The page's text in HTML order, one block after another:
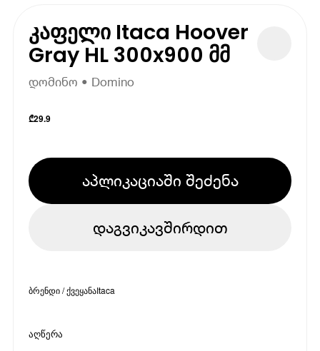
კაფელი Itaca Hoover
Gray HL 300x900 მმ
დომინო • Domino
₾29.9
აპლიკაციაში შეძენა
დაგვიკავშირდით
ბრენდი / ქვეყანაItaca
აღწერა